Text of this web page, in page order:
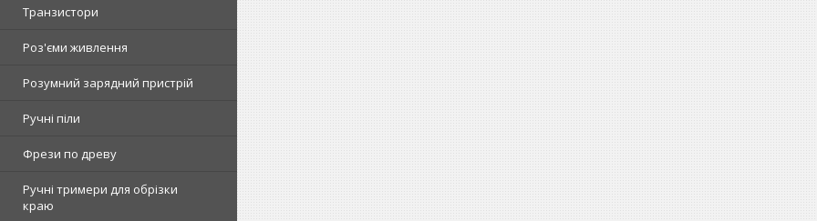
Транзистори
Роз'єми живлення
Розумний зарядний пристрій
Ручні піли
Фрези по древу
Ручні тримери для обрізки
краю